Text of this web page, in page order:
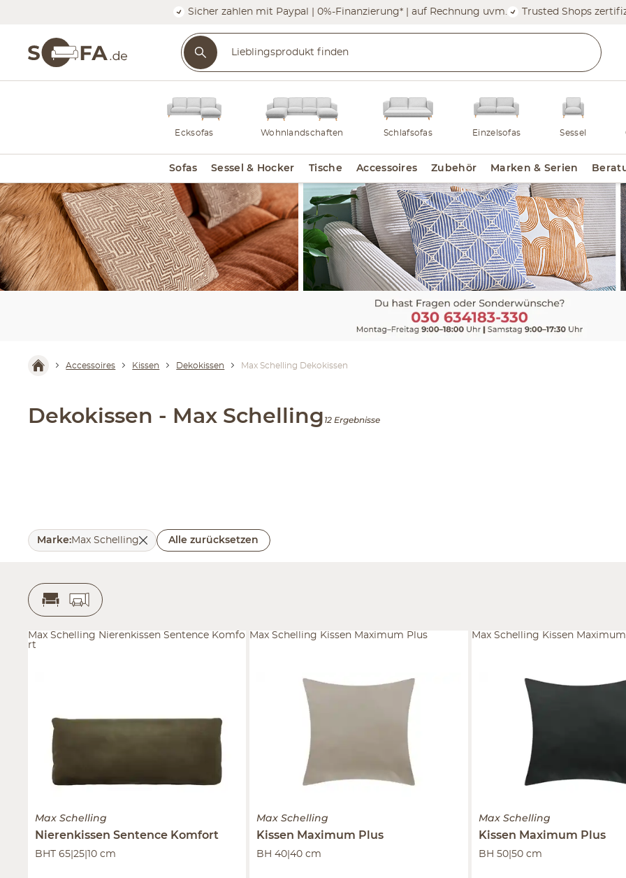
Sicher zahlen mit Paypal | 0%-Finanzierung* | auf Rechnung uvm. Trusted Shops
Ecksofas Wohnlandschaften Schlafsofas Einzelsofas Sessel
Sofas Sessel & Hocker Tische Accessoires Zubehör Marken & Serien
Accessoires Kissen Dekokissen Max Schelling Dekokissen
Dekokissen - Max Schelling 12 Ergebnisse
Marke:Max Schelling Alle zurücksetzen
Max Schelling
NierenkissenSentence Komfort
BHT 65|25|10 cm
Max Schelling Nierenkissen Sentence Komfo
rt
Max Schelling
Kissen Maximum Plus
BH 40|40 cm
Max Schelling Kissen Maximum Plus
Max Schelling
Kissen Maximum Plus
BH 50|50 cm
Max Schelling Kissen